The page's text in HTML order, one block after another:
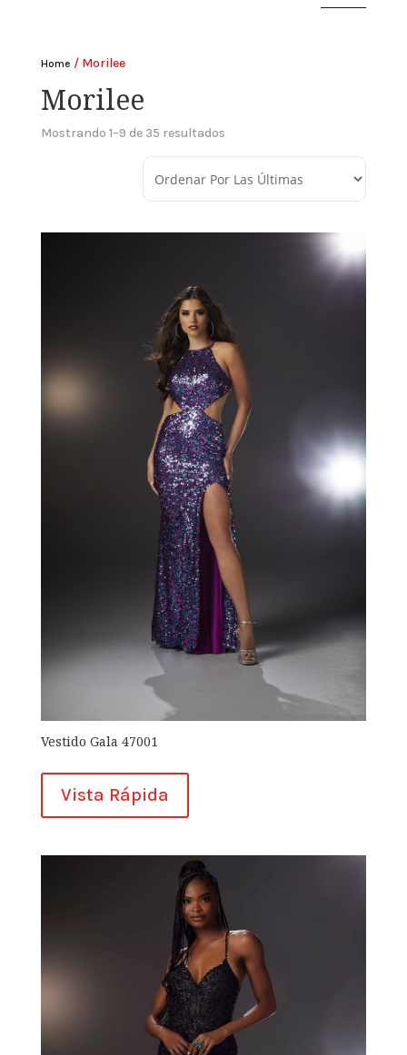
Home / Morilee
Morilee
Mostrando 1–9 de 35 resultados
Vestido Gala 47001
Vista Rápida